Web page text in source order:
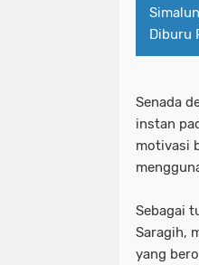
Diburu
Senada
instan
motivasi
Sebagai
Saragih,
yang